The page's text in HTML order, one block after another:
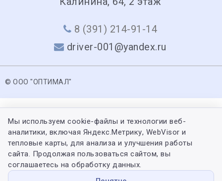
8 (391) 214-91-14
driver-001@yandex.ru
© ООО "ОПТИМАЛ"
Мы используем cookie-файлы и технологии веб-
аналитики, включая Яндекс.Метрику, WebVisor и
тепловые карты, для анализа и улучшения работы
сайта. Продолжая пользоваться сайтом, вы
соглашаетесь на обработку данных.